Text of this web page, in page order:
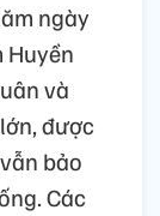
ngày
Huyền
và
được
bảo
Các